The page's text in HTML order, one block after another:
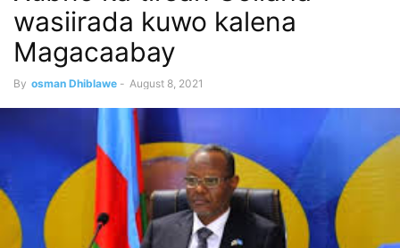
wasiirada kuwo kalena
Magacaabay
By osman Dhiblawe - August 8, 2021